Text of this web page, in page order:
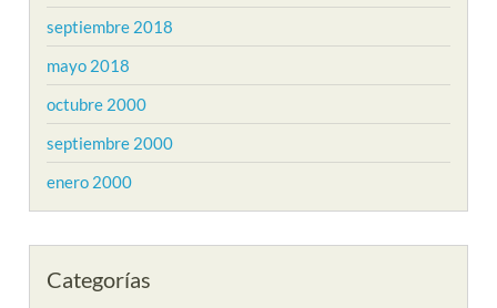
septiembre 2018
mayo 2018
octubre 2000
septiembre 2000
enero 2000
Categorías